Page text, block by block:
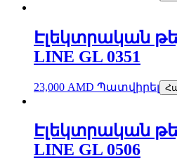
Էլեկտրական
LINE GL 0351
23,000 AMD Պատվիրել
Էլեկտրական
LINE GL 0506